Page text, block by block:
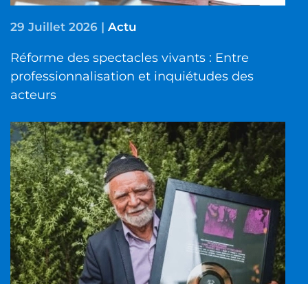
29 Juillet 2026 | Actu
Réforme des spectacles vivants : Entre
professionnalisation et inquiétudes des
acteurs